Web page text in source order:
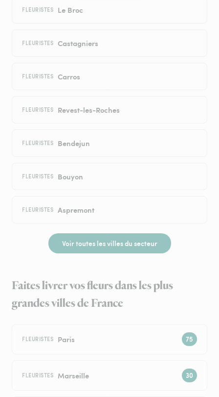
FLEURISTES Le Broc
FLEURISTES Castagniers
FLEURISTES Carros
FLEURISTES Revest-les-Roches
FLEURISTES Bendejun
FLEURISTES Bouyon
FLEURISTES Aspremont
Voir toutes les villes du secteur
Faites livrer vos fleurs dans les plus
grandes villes de France
FLEURISTES Paris
FLEURISTES Marseille